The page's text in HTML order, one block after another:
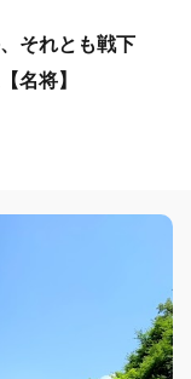
それとも戦下
名将】